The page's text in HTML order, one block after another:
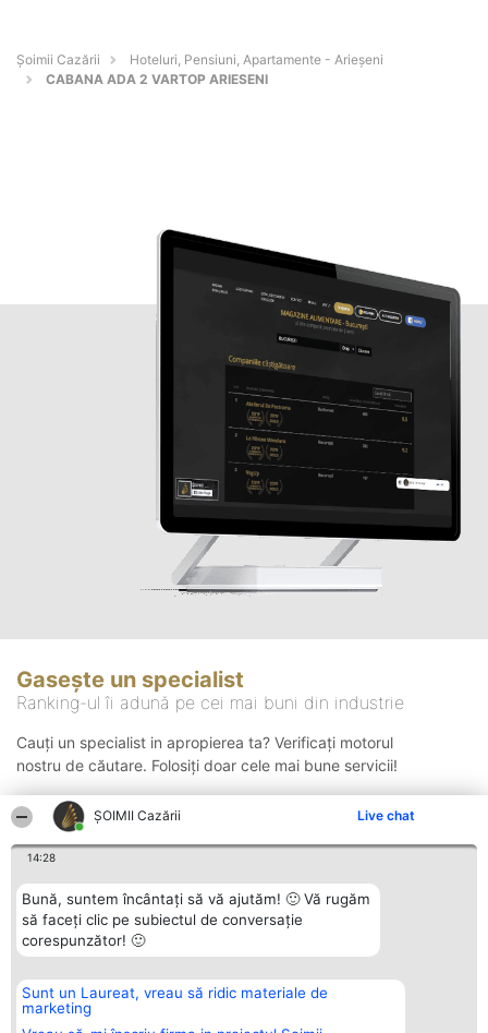
ȘOIMII Cazării Live chat
14:28
Bună, suntem încântați să vă ajutăm! 🙂 Vă rugăm
să faceți clic pe subiectul de conversație
corespunzător! 🙂
Sunt un Laureat, vreau să ridic materiale de
marketing
Șoimii Cazării
Hoteluri, Pensiuni, Apartamente - Arieşeni
CABANA ADA 2 VARTOP ARIESENI
Gasește un specialist
Ranking-ul îi adună pe cei mai buni din industrie
Cauți un specialist in apropierea ta? Verificați motorul
nostru de căutare. Folosiți doar cele mai bune servicii!
Organizator Ranking
BRIGHT SOLUTIONS BR SRL
Aleea Timisul De Sus 2 Bl. A30
Plebiscyt
Lista Tuturor
Contact